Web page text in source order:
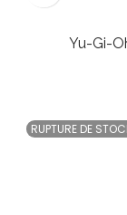
Yu-Gi-
RUPTURE DE